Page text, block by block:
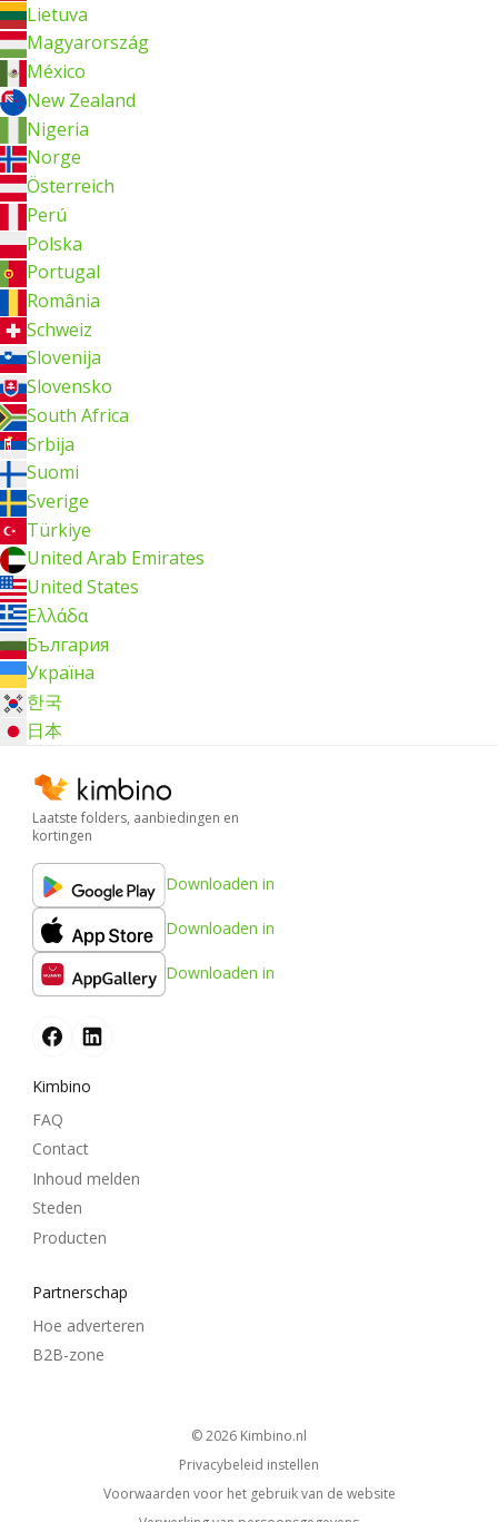
Lietuva
Magyarország
México
New Zealand
Nigeria
Norge
Österreich
Perú
Polska
Portugal
România
Schweiz
Slovenija
Slovensko
South Africa
Srbija
Suomi
Sverige
Türkiye
United Arab Emirates
United States
Ελλάδα
България
Україна
한국
日本
Laatste folders, aanbiedingen en
kortingen
Downloaden in
Downloaden in
Downloaden in
Kimbino
FAQ
Contact
Inhoud melden
Steden
Producten
Partnerschap
Hoe adverteren
B2B-zone
© 2026
kimbino.nl
Privacybeleid instellen
Voorwaarden voor het gebruik van de website